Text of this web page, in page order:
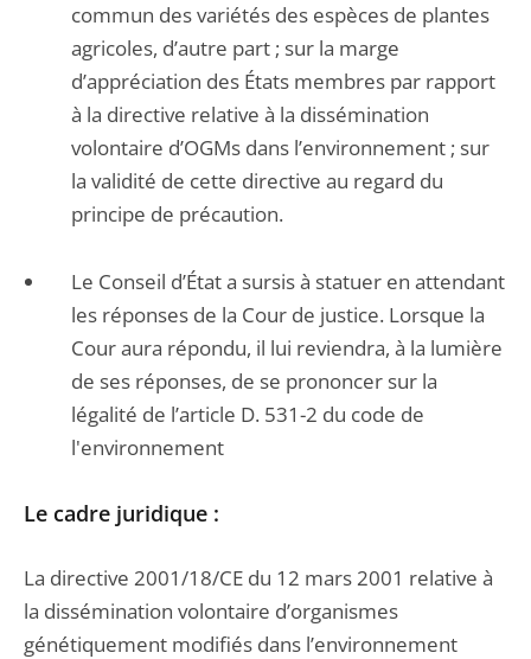
commun des variétés des espèces de plantes
agricoles, d’autre part ; sur la marge
d’appréciation des États membres par rapport
à la directive relative à la dissémination
volontaire d’OGMs dans l’environnement ; sur
la validité de cette directive au regard du
principe de précaution.
Le Conseil d’État a sursis à statuer en attendant
les réponses de la Cour de justice. Lorsque la
Cour aura répondu, il lui reviendra, à la lumière
de ses réponses, de se prononcer sur la
légalité de l’article D. 531-2 du code de
l'environnement
Le cadre juridique :
La directive 2001/18/CE du 12 mars 2001 relative à
la dissémination volontaire d’organismes
génétiquement modifiés dans l’environnement